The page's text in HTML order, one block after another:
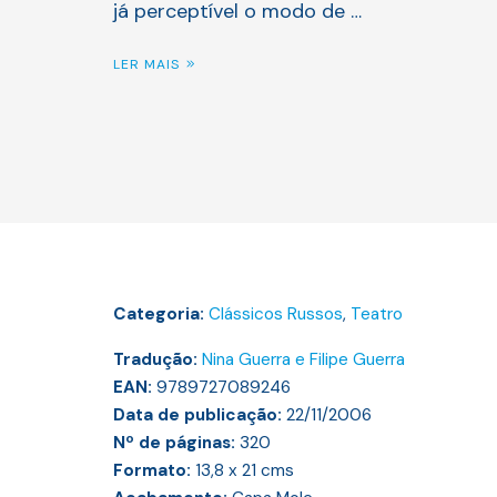
já perceptível o modo de …
LER MAIS
Categoria: Clássicos Russos, Teatro
Tradução: Nina Guerra e Filipe Guerra
EAN: 9789727089246
Data de publicação: 22/11/2006
Nº de páginas: 320
Formato: 13,8 x 21 cms